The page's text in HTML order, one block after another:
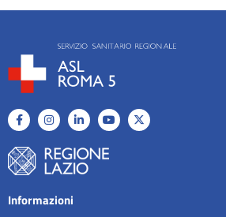
Informazioni